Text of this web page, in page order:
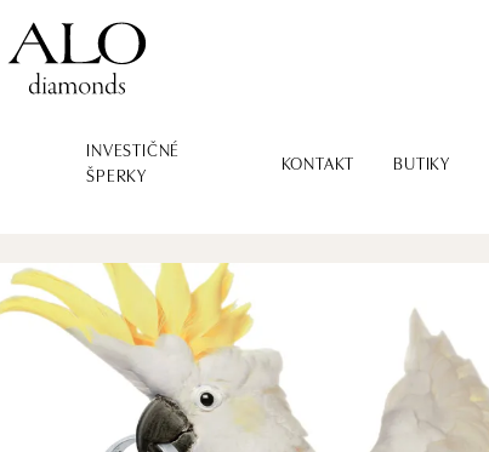
INVESTIČNÉ
ŠPERKY
KONTAKT BUTIKY